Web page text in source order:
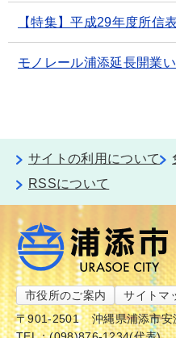
【特集】平成29年度所信
モノレール浦添延長開業
サイトの利用について
RSSについて
市役所のご案内 サイトマ
〒901-2501
沖縄県浦添市